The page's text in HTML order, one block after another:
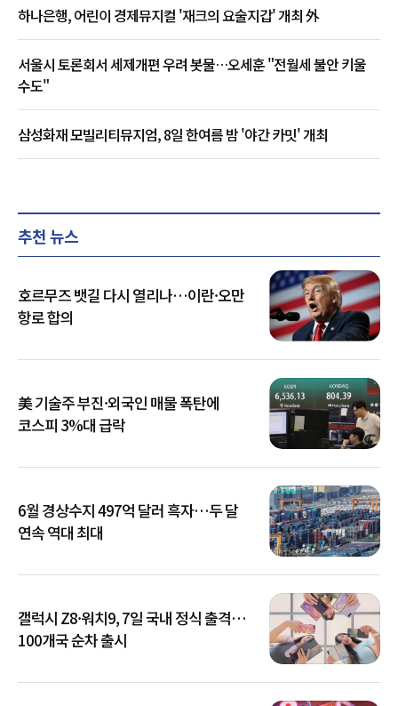
하나은행, 어린이 경제뮤지컬 '재크의 요술지갑' 개최 外
서울시 토론회서 세제개편 우려 봇물…오세훈 "전월세 불안 키울
수도"
삼성화재 모빌리티뮤지엄, 8일 한여름 밤 '야간 카밋' 개최
추천 뉴스
호르무즈 뱃길 다시 열리나…이란·오만
항로 합의
美 기술주 부진·외국인 매물 폭탄에
코스피 3%대 급락
6월 경상수지 497억 달러 흑자…두 달
연속 역대 최대
갤럭시 Z8·워치9, 7일 국내 정식 출격…
100개국 순차 출시